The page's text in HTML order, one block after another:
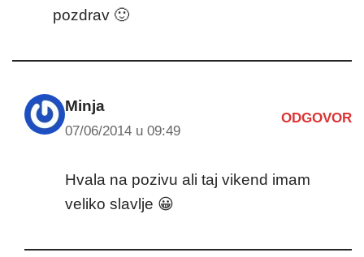
pozdrav 🙂
Minja
07/06/2014 u 09:49
ODGOVOR
Hvala na pozivu ali taj vikend imam
veliko slavlje 😀